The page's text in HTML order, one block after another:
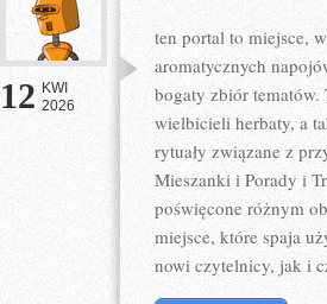
12 KWI
2026
ten portal to miejsce,
aromatycznych
bogaty zbiór tematów.
wielbicieli herbaty, a
rytuały związane z
Mieszanki i Porady i
poświęcone różnym
miejsce, które spaja
nowi czytelnicy, jak i